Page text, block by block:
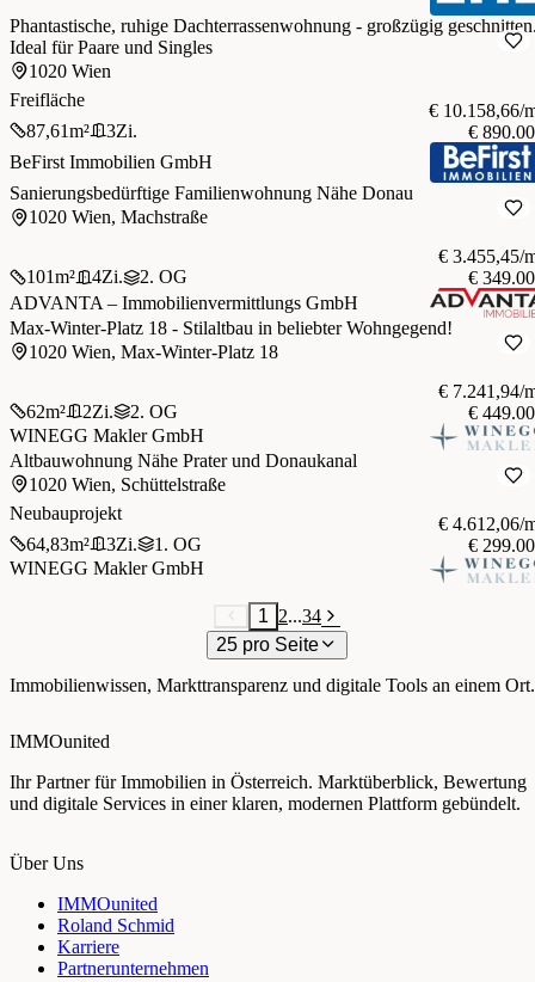
Phantastische, ruhige Dachterrassenwohnung - großzügig
Ideal für Paare und Singles
1020 Wien
Freifläche
87,61m² 3Zi.
€ 10.158,66/
€
BeFirst Immobilien GmbH
Sanierungsbedürftige Familienwohnung Nähe Donau
1020 Wien, Machstraße
101m² 4Zi. 2. OG
€ 3.455,45/
€
ADVANTA – Immobilienvermittlungs GmbH
Max-Winter-Platz 18 - Stilaltbau in beliebter Wohngegend!
1020 Wien, Max-Winter-Platz 18
62m² 2Zi. 2. OG
€ 7.241,94/
€
WINEGG Makler GmbH
Altbauwohnung Nähe Prater und Donaukanal
1020 Wien, Schüttelstraße
Neubauprojekt
64,83m² 3Zi. 1. OG
€ 4.612,06/
€
WINEGG Makler GmbH
1 2...34
25 pro Seite
Immobilienwissen, Markttransparenz und digitale Tools an einem Ort.
IMMOunited
Ihr Partner für Immobilien in Österreich. Marktüberblick, Bewertung
und digitale Services in einer klaren, modernen Plattform gebündelt.
Über Uns
IMMOunited
Roland Schmid
Karriere
Partnerunternehmen